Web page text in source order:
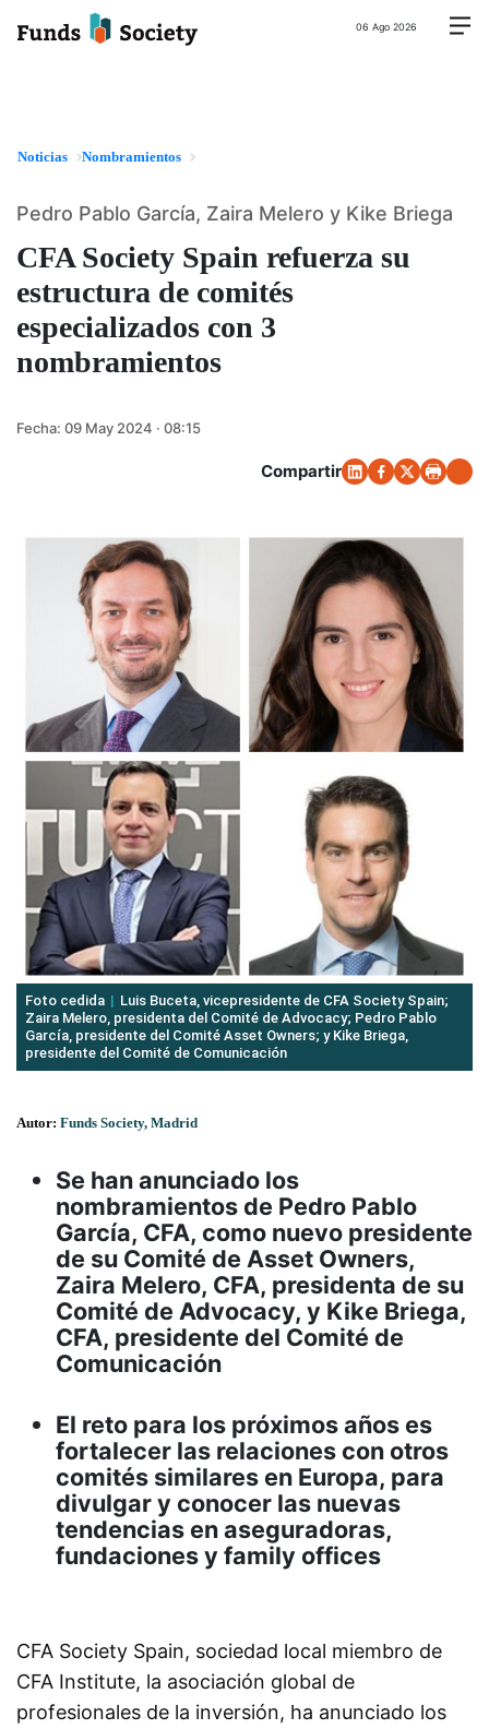
06 Ago 2026
Noticias Nombramientos
CFA Society Spain refuerza su
estructura de comités
especializados con 3
nombramientos
Pedro Pablo García, Zaira Melero y Kike Briega
Fecha: 09 May 2024 · 08:15
Compartir
Foto cedida
Luis Buceta, vicepresidente de CFA Society Spain;
Zaira Melero, presidenta del Comité de Advocacy; Pedro Pablo
García, presidente del Comité Asset Owners; y Kike Briega,
presidente del Comité de Comunicación
Autor: Funds Society, Madrid
Se han anunciado los
nombramientos de Pedro Pablo
García, CFA, como nuevo presidente
de su Comité de Asset Owners,
Zaira Melero, CFA, presidenta de su
Comité de Advocacy, y Kike Briega,
CFA, presidente del Comité de
Comunicación
El reto para los próximos años es
fortalecer las relaciones con otros
comités similares en Europa, para
divulgar y conocer las nuevas
tendencias en aseguradoras,
fundaciones y family offices
CFA Society Spain, sociedad local miembro de
CFA Institute, la asociación global de
profesionales de la inversión, ha anunciado los